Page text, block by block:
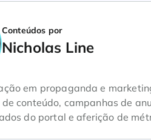
Conteúdos por
Nicholas Line
em propaganda e
conteúdo, campanhas de
do portal e aferição de